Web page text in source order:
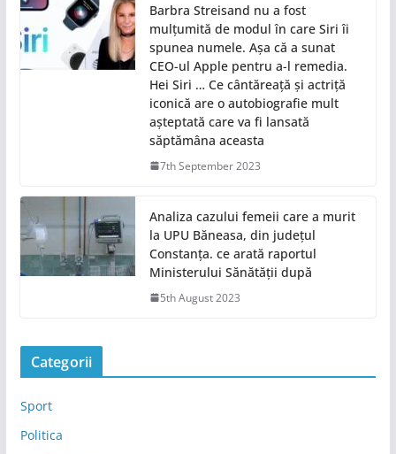
Barbra Streisand nu a fost
mulțumită de modul în care Siri îi
spunea numele. Așa că a sunat
CEO-ul Apple pentru a-l remedia.
Hei Siri … Ce cântăreață și actriță
iconică are o autobiografie mult
așteptată care va fi lansată
săptămâna aceasta
7th September 2023
Analiza cazului femeii care a murit
la UPU Băneasa, din județul
Constanța. ce arată raportul
Ministerului Sănătății după
5th August 2023
Categorii
Sport
Politica